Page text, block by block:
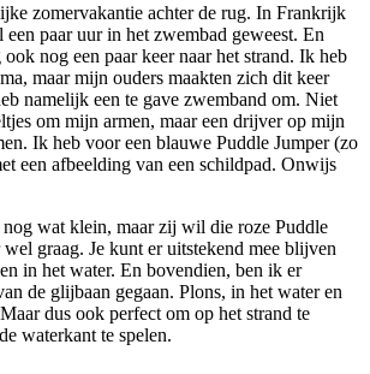
zomervakantie achter de rug. In Frankrijk
paar uur in het zwembad geweest. En
nog een paar keer naar het strand. Ik heb
maar mijn ouders maakten zich dit keer
namelijk een te gave zwemband om. Niet
om mijn armen, maar een drijver op mijn
Ik heb voor een blauwe Puddle Jumper (zo
een afbeelding van een schildpad. Onwijs
wat klein, maar zij wil die roze Puddle
graag. Je kunt er uitstekend mee blijven
in het water. En bovendien, ben ik er
de glijbaan gegaan. Plons, in het water en
dus ook perfect om op het strand te
waterkant te spelen.